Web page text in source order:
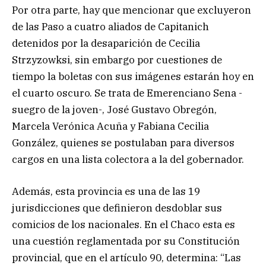
Por otra parte, hay que mencionar que excluyeron
de las Paso a cuatro aliados de Capitanich
detenidos por la desaparición de Cecilia
Strzyzowksi, sin embargo por cuestiones de
tiempo la boletas con sus imágenes estarán hoy en
el cuarto oscuro. Se trata de Emerenciano Sena -
suegro de la joven-, José Gustavo Obregón,
Marcela Verónica Acuña y Fabiana Cecilia
González, quienes se postulaban para diversos
cargos en una lista colectora a la del gobernador.
Además, esta provincia es una de las 19
jurisdicciones que definieron desdoblar sus
comicios de los nacionales. En el Chaco esta es
una cuestión reglamentada por su Constitución
provincial, que en el artículo 90, determina: “Las